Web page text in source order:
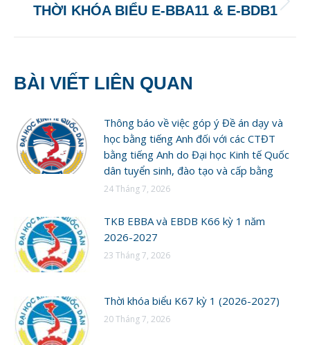
Next
THỜI KHÓA BIỂU E-BBA11 & E-BDB1
BÀI VIẾT LIÊN QUAN
Thông báo về việc góp ý Đề án dạy và
học bằng tiếng Anh đối với các CTĐT
bằng tiếng Anh do Đại học Kinh tế Quốc
dân tuyển sinh, đào tạo và cấp bằng
24 Tháng 7, 2026
TKB EBBA và EBDB K66 kỳ 1 năm
2026-2027
23 Tháng 7, 2026
Thời khóa biểu K67 kỳ 1 (2026-2027)
20 Tháng 7, 2026